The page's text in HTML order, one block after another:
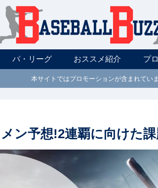
パ・リーグ おススメ紹介 プ
本サイトではプロモーションが含まれてい
ン予想!2連覇に向けた課